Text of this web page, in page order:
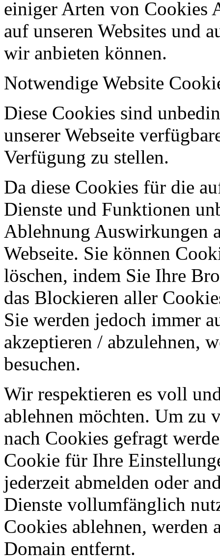
einiger Arten von Cookies
auf unseren Websites und
wir anbieten können.
Notwendige Website
Diese Cookies sind
unserer Webseite
Verfügung zu stellen.
Da diese Cookies für die
Dienste und Funktionen
Ablehnung Auswirkungen
Webseite. Sie können
löschen, indem Sie Ihre
das Blockieren aller
Sie werden jedoch immer
akzeptieren / abzulehnen,
besuchen.
Wir respektieren es voll
ablehnen möchten. Um zu
nach Cookies gefragt
Cookie für Ihre
jederzeit abmelden oder
Dienste vollumfänglich
Cookies ablehnen, werden
Domain entfernt.